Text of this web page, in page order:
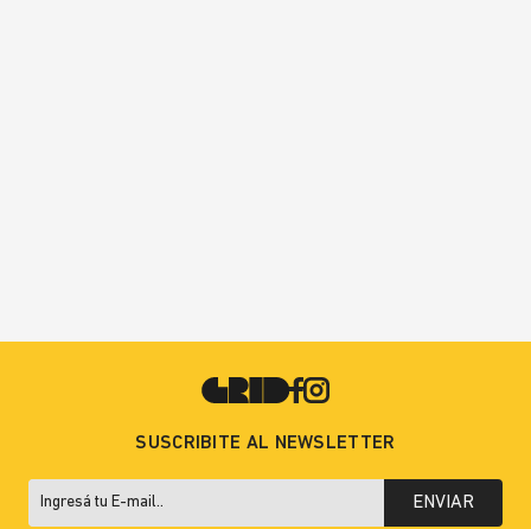
SUSCRIBITE AL NEWSLETTER
ENVIAR